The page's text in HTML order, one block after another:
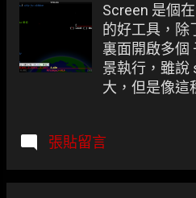
Screen 是個
的好工具，除
裏面開啟多個
景執行，雖說
大，但是像這
應了。 凍仁
張貼留言